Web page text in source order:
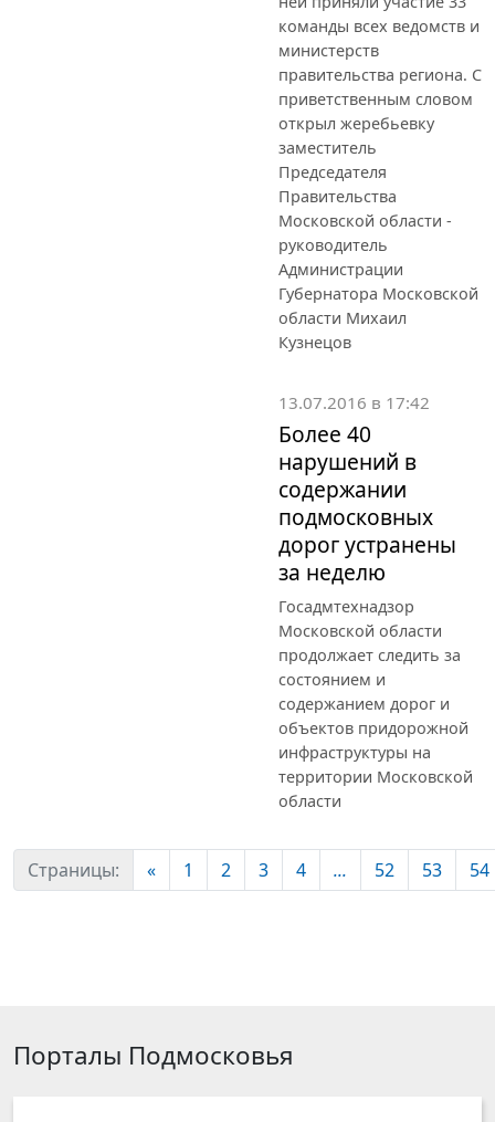
команды всех ведомств и
министерств
правительства региона. С
приветственным словом
открыл жеребьевку
заместитель
Председателя
Правительства
Московской области -
руководитель
Администрации
Губернатора Московской
области Михаил
Кузнецов
13.07.2016 в 17:42
Более 40
нарушений в
содержании
подмосковных
дорог устранены
за неделю
Госадмтехнадзор
Московской области
продолжает следить за
состоянием и
содержанием дорог и
объектов придорожной
инфраструктуры на
территории Московской
области
Страницы: « 1 2 3 4 ... 52 53 54
Порталы Подмосковья